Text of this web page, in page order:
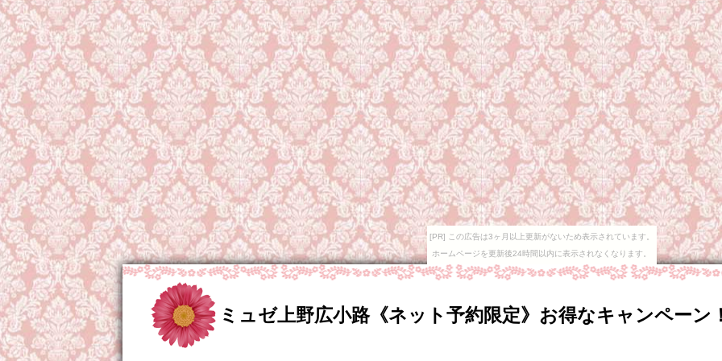
[PR] この広告は3ヶ月以上更新がないため表示されています。
ホームページを更新後24時間以内に表示されなくなります。
ミュゼ上野広小路《ネット予約限定》お得なキャンペーン